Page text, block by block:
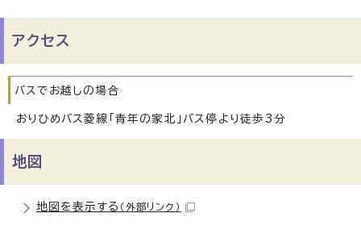
アクセス
バスでお越しの場合
おりひめバス菱線「青年の家北」バス停より徒歩3分
地図
地図を表示する （外部リンク）